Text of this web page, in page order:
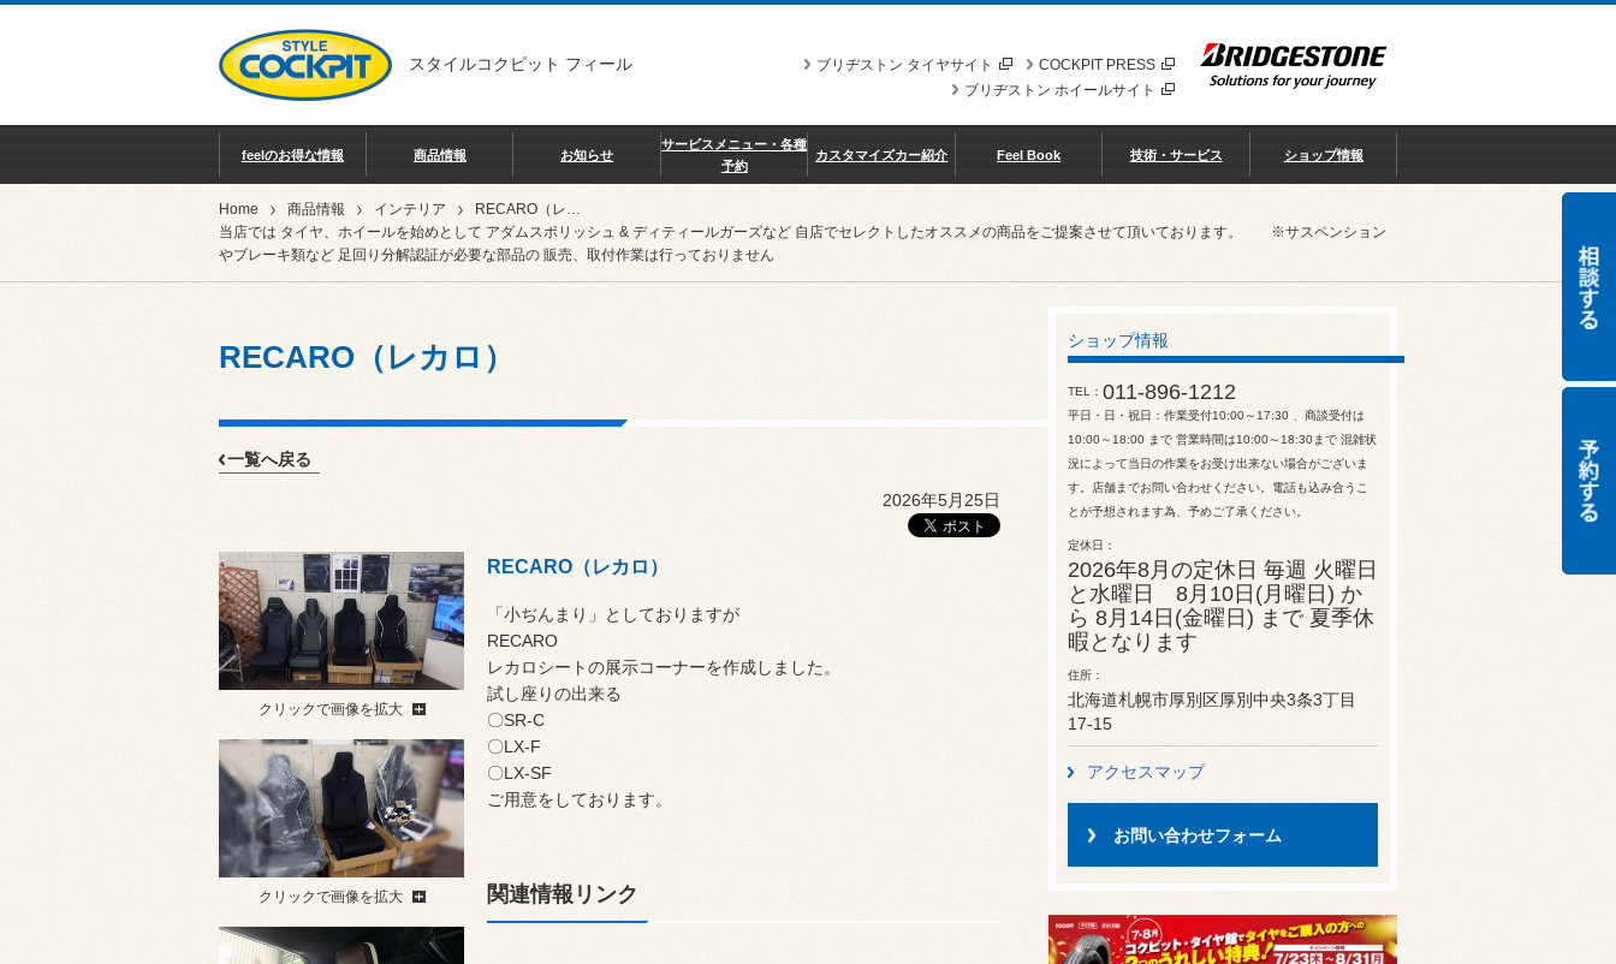
スタイルコクピット フィール COCKPIT PRESS
ブリヂストン タイヤサイト
ブリヂストン ホイールサイト
feelのお得な情報 商品情報 お知らせ
サービスメニュー・各種
予約
カスタマイズカー紹介 Feel Book 技術・サービス ショップ情報
Home 商品情報 インテリア
RECARO（レカロ）
当店では タイヤ、ホイールを始めとして アダムスポリッシュ & ディティールガーズなど 自店でセレクトしたオススメの商品をご提案させて頂いております。 ※サスペンション
やブレーキ類など 足回り分解認証が必要な部品の 販売、取付作業は行っておりません
RECARO（レカロ）
一覧へ戻る
2026年5月25日
クリックで画像を拡大
クリックで画像を拡大
RECARO（レカロ）
「小ぢんまり」としておりますが
RECARO
レカロシートの展示コーナーを作成しました。
試し座りの出来る
〇SR-C
〇LX-F
〇LX-SF
ご用意をしております。
関連情報リンク
ショップ情報
TEL 011-896-1212
平日・日・祝日：作業受付10:00～17:30 、商談受付は
10:00～18:00 まで 営業時間は10:00～18:30まで 混雑状
況によって当日の作業をお受け出来ない場合がございま
す。店舗までお問い合わせください。電話も込み合うこ
とが予想されます為、予めご了承ください。
定休日
2026年8月の定休日 毎週 火曜日
と水曜日 8月10日(月曜日) か
ら 8月14日(金曜日) まで 夏季休
暇となります
住所
北海道札幌市厚別区厚別中央3条3丁目
17-15
アクセスマップ
お問い合わせフォーム